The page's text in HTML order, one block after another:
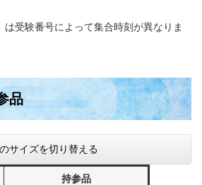
受験番号によって集合時刻が異なりま
品
サイズを切り替える
持参品